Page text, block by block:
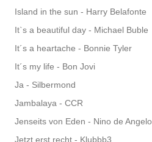
Island in the sun - Harry Belafonte
It`s a beautiful day - Michael Buble
It´s a heartache - Bonnie Tyler
It´s my life - Bon Jovi
Ja - Silbermond
Jambalaya - CCR
Jenseits von Eden - Nino de Angelo
Jetzt erst recht - Klubbb3